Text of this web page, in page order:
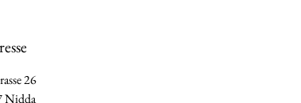
26
Nidda